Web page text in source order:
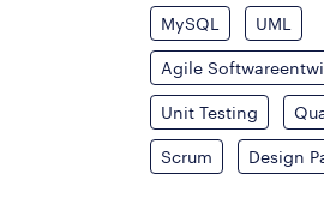
MySQL UML
Agile
Unit Testing
Scrum Design